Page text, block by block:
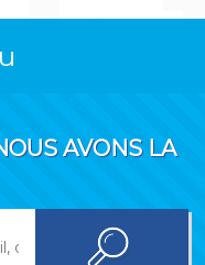
AVONS LA